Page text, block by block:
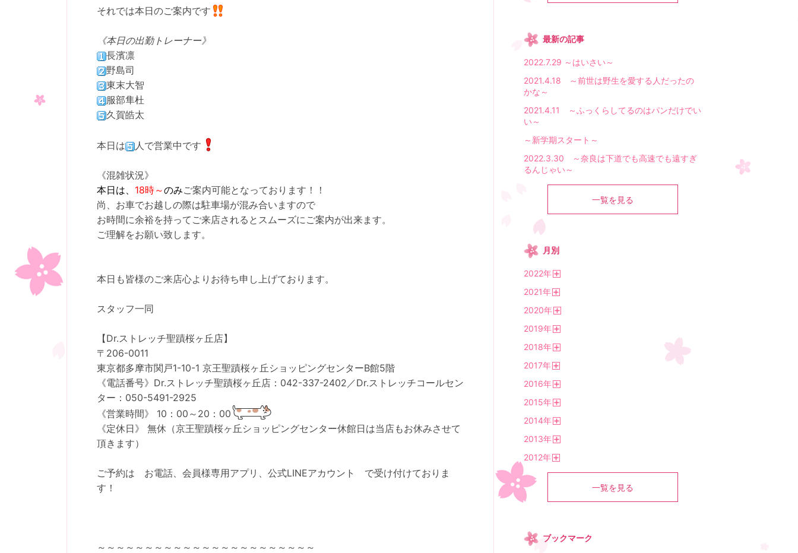
それでは本日のご案内です
《本日の出勤トレーナー》
長濱凛
野島司
東末大智
服部隼杜
久賀皓太
本日は 人で営業中です
《混雑状況》
本日は、 18時～のみご案内可能となっております！！
尚、お車でお越しの際は駐車場が混み合いますので
お時間に余裕を持ってご来店されるとスムーズにご案内が出来ます。
ご理解をお願い致します。
本日も皆様のご来店心よりお待ち申し上げております。
スタッフ一同
【Dr.ストレッチ聖蹟桜ヶ丘店】
〒206-0011
東京都多摩市関戸1-10-1 京王聖蹟桜ヶ丘ショッピングセンターB館5階
《電話番号》Dr.ストレッチ聖蹟桜ヶ丘店：042-337-2402／Dr.ストレッチコールセン
ター：050-5491-2925
《営業時間》 10：00～20：00
《定休日》 無休（京王聖蹟桜ヶ丘ショッピングセンター休館日は当店もお休みさせて
頂きます）
ご予約は お電話、会員様専用アプリ、公式LINEアカウント で受け付けておりま
す！
～～～～～～～～～～～～～～～～～～～～～～～
最新の記事
2022.7.29 ～はいさい～
2021.4.18 ～前世は野生を愛する人だったの
かな～
2021.4.11 ～ふっくらしてるのはパンだけでい
い～
～新学期スタート～
2022.3.30 ～奈良は下道でも高速でも遠すぎ
るんじゃい～
一覧を見る
月別
2022年
2021年
2020年
2019年
2018年
2017年
2016年
2015年
2014年
2013年
2012年
一覧を見る
ブックマーク